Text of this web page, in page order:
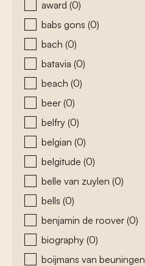
award (0)
babs gons (0)
bach (0)
batavia (0)
beach (0)
beer (0)
belfry (0)
belgian (0)
belgitude (0)
belle van zuylen (0)
bells (0)
benjamin de roover (0)
biography (0)
boijmans van beuningen